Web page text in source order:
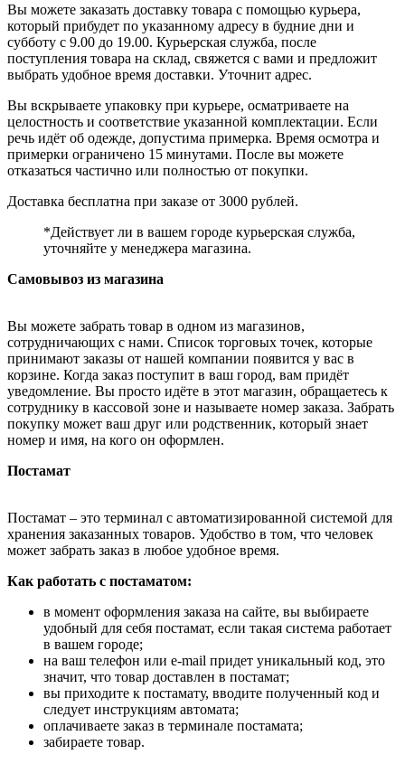
Вы можете заказать доставку товара с помощью курьера,
который прибудет по указанному адресу в будние дни и
субботу с 9.00 до 19.00. Курьерская служба, после
поступления товара на склад, свяжется с вами и предложит
выбрать удобное время доставки. Уточнит адрес.
Вы вскрываете упаковку при курьере, осматриваете на
целостность и соответствие указанной комплектации. Если
речь идёт об одежде, допустима примерка. Время осмотра и
примерки ограничено 15 минутами. После вы можете
отказаться частично или полностью от покупки.
Доставка бесплатна при заказе от 3000 рублей.
*Действует ли в вашем городе курьерская служба,
уточняйте у менеджера магазина.
Самовывоз из магазина
Вы можете забрать товар в одном из магазинов,
сотрудничающих с нами. Список торговых точек, которые
принимают заказы от нашей компании появится у вас в
корзине. Когда заказ поступит в ваш город, вам придёт
уведомление. Вы просто идёте в этот магазин, обращаетесь к
сотруднику в кассовой зоне и называете номер заказа. Забрать
покупку может ваш друг или родственник, который знает
номер и имя, на кого он оформлен.
Постамат
Постамат – это терминал с автоматизированной системой для
хранения заказанных товаров. Удобство в том, что человек
может забрать заказ в любое удобное время.
Как работать с постаматом:
в момент оформления заказа на сайте, вы выбираете
удобный для себя постамат, если такая система работает
в вашем городе;
на ваш телефон или e-mail придет уникальный код, это
значит, что товар доставлен в постамат;
вы приходите к постамату, вводите полученный код и
следует инструкциям автомата;
оплачиваете заказ в терминале постамата;
забираете товар.